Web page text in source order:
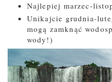
Najlepiej marzec-
Unikajcie grudnia-
mogą zamknąć
wody!)